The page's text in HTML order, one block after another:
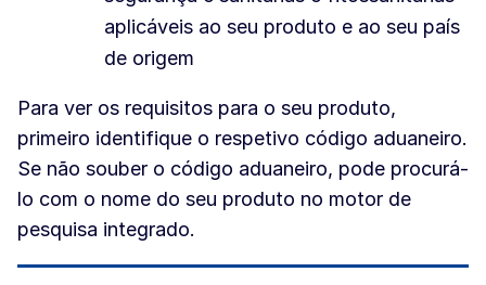
aplicáveis ao seu produto e ao seu país
de origem
Para ver os requisitos para o seu produto,
primeiro identifique o respetivo código aduaneiro.
Se não souber o código aduaneiro, pode procurá-
lo com o nome do seu produto no motor de
pesquisa integrado.